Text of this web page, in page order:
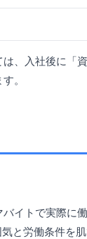
、入社後に「
。
イトで実際に
と労働条件を